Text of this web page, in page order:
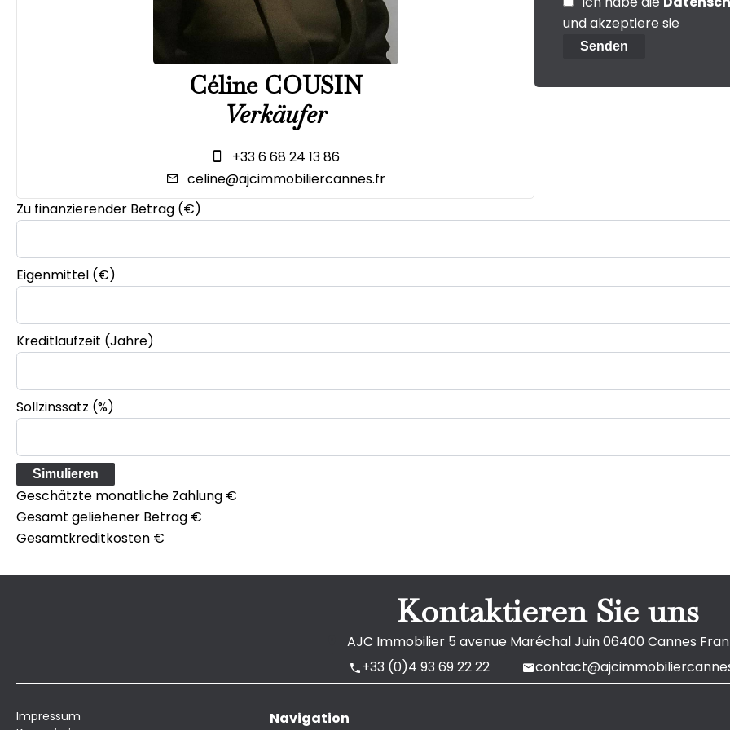
Céline COUSIN
Verkäufer
+33 6 68 24 13 86
celine@ajcimmobiliercannes.fr
und akzeptiere sie
Senden
Zu finanzierender Betrag (€)
Eigenmittel (€)
Kreditlaufzeit (Jahre)
Sollzinssatz (%)
Simulieren
Geschätzte monatliche Zahlung €
Gesamt geliehener Betrag €
Gesamtkreditkosten €
Kontaktieren Sie uns
AJC Immobilier 5 avenue Maréchal Juin06400 Cannes
+33 (0)4 93 69 22 22
Impressum
Navigation